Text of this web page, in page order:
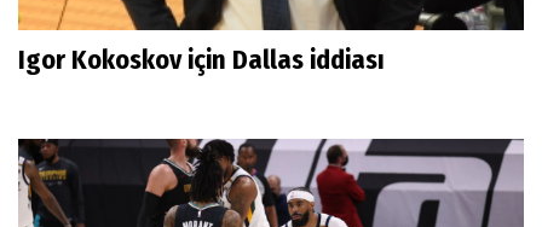
Igor Kokoskov için Dallas iddiası